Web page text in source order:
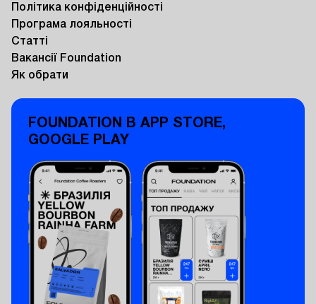
Політика конфіденційності
Програма лояльності
Статті
Вакансії Foundation
Як обрати
FOUNDATION В APP STORE,
GOOGLE PLAY